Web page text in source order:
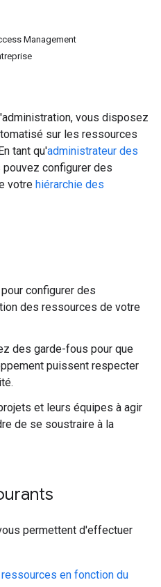
Management
vous disposez
sur les ressources
tant qu'administrateur des
pouvez configurer des
votre hiérarchie des
configurer des
des ressources de votre
des garde-fous pour que
puissent respecter
et leurs équipes à agir
de se soustraire à la
permettent d'effectuer
en fonction du